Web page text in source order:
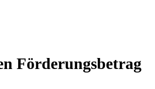
Förderungsbetrag